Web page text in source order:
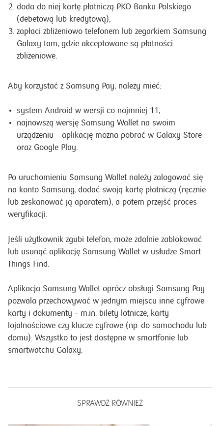
doda do niej kartę płatniczą PKO Banku Polskiego
(debetową lub kredytową),
zapłaci zbliżeniowo telefonem lub zegarkiem Samsung
Galaxy tam, gdzie akceptowane są płatności
zbliżeniowe.
Aby korzystać z Samsung Pay, należy mieć:
system Android w wersji co najmniej 11,
najnowszą wersję Samsung Wallet na swoim
urządzeniu – aplikację można pobrać w Galaxy Store
oraz Google Play.
Po uruchomieniu Samsung Wallet należy zalogować się
na konto Samsung, dodać swoją kartę płatniczą (ręcznie
lub zeskanować ją aparatem), a potem przejść proces
weryfikacji.
Jeśli użytkownik zgubi telefon, może zdalnie zablokować
lub usunąć aplikację Samsung Wallet w usłudze Smart
Things Find.
Aplikacja Samsung Wallet oprócz obsługi Samsung Pay
pozwala przechowywać w jednym miejscu inne cyfrowe
karty i dokumenty – m.in. bilety lotnicze, karty
lojalnościowe czy klucze cyfrowe (np. do samochodu lub
domu). Wszystko to jest dostępne w smartfonie lub
smartwatchu Galaxy.
SPRAWDŹ RÓWNIEŻ